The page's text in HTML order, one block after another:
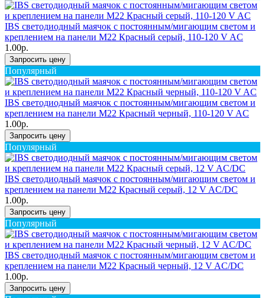
IBS светодиодный маячок с постоянным/мигающим светом и
креплением на панели M22 Красный серый, 110-120 V AC
1.00р.
Запросить цену
Популярный
IBS светодиодный маячок с постоянным/мигающим светом и
креплением на панели M22 Красный черный, 110-120 V AC
1.00р.
Запросить цену
Популярный
IBS светодиодный маячок с постоянным/мигающим светом и
креплением на панели M22 Красный серый, 12 V AC/DC
1.00р.
Запросить цену
Популярный
IBS светодиодный маячок с постоянным/мигающим светом и
креплением на панели M22 Красный черный, 12 V AC/DC
1.00р.
Запросить цену